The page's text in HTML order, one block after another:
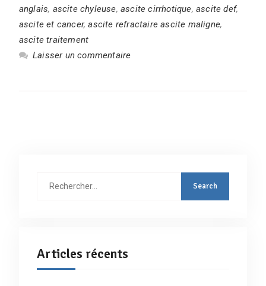
anglais, ascite chyleuse, ascite cirrhotique, ascite def,
ascite et cancer,ascite refractaire ascite maligne,
ascite traitement
Laisser un commentaire
Articles récents